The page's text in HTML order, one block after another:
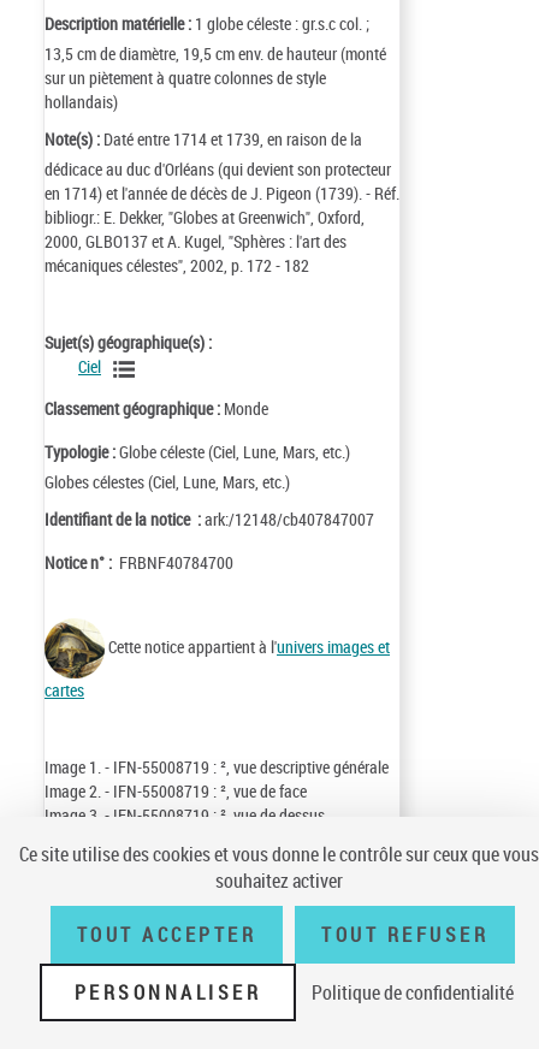
Description matérielle : 1 globe céleste : gr.s.c col. ;
13,5 cm de diamètre, 19,5 cm env. de hauteur (monté
sur un piètement à quatre colonnes de style
hollandais)
Note(s) : Daté entre 1714 et 1739, en raison de la
dédicace au duc d'Orléans (qui devient son protecteur
en 1714) et l'année de décès de J. Pigeon (1739). - Réf.
bibliogr.: E. Dekker, "Globes at Greenwich", Oxford,
2000, GLBO137 et A. Kugel, "Sphères : l'art des
mécaniques célestes", 2002, p. 172 - 182
Sujet(s) géographique(s) :
Ciel
Classement géographique : Monde
Typologie :Globe céleste (Ciel, Lune, Mars, etc.)
Globes célestes (Ciel, Lune, Mars, etc.)
Identifiant de la notice :ark:/12148/cb407847007
Notice n° : FRBNF40784700
Cette notice appartient à l'univers images et
cartes
Image 1. - IFN-55008719 : ², vue descriptive générale
Image 2. - IFN-55008719 : ², vue de face
Image 3. - IFN-55008719 : ², vue de dessus
Conditions générales d'utilisation | | Plan du site
Écrire à la
Accessibilité (non conforme) V 23.1.0
Ce site utilise des cookies et vous donne le contrôle sur ceux que vous
souhaitez activer
TOUT ACCEPTER TOUT REFUSER
PERSONNALISER Politique de confidentialité